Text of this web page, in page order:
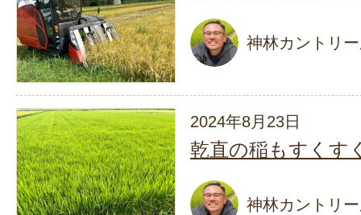
神林カントリ
2024年8月23日
乾直の稲もすくす
神林カントリ